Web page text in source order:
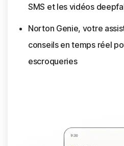
SMS et les vidéos
Norton Genie, votre
conseils en temps réel
escroqueries